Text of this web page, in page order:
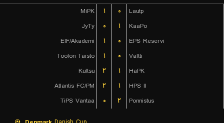
MiPK
۱ ۰
Lautp
JyTy
۰ ۱
KaaPo
EIF/Akademi
۱ ۰
EPS Reservi
Toolon Taisto
۱ ۰
Valtti
Kultsu
۲ ۱
HaPK
Atlantis FC/PM
۲ ۱
HPS II
TiPS Vantaa
۰ ۲ Ponnistus